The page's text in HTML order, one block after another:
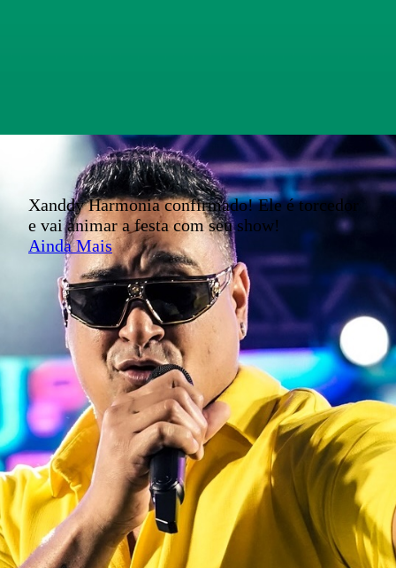
Xanddy Harmonia confirmado! Ele é torcedor
e vai animar a festa com seu show!
Ainda Mais